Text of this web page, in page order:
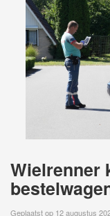
Wielrenner
Geplaatst op 12 augustus